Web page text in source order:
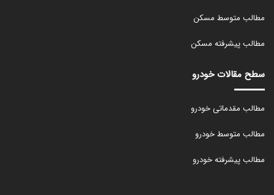
مطالب متوسط مسکن
مطالب پیشرفته مسکن
سطح مقالات خودرو
مطالب مقدماتی خودرو
مطالب متوسط خودرو
مطالب پیشرفته خودرو